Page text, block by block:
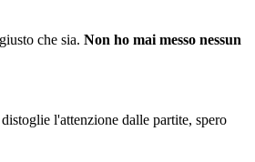
che sia. Non ho mai messo nessun
l'attenzione dalle partite, spero